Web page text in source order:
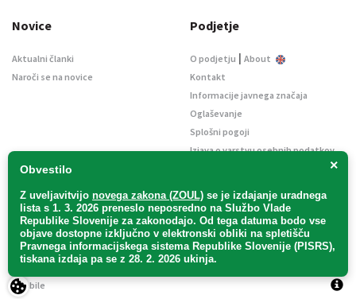
×
Obvestilo
Z uveljavitvijo novega zakona (ZOUL) se je izdajanje uradnega
lista s 1. 3. 2026 preneslo neposredno na Službo Vlade
Republike Slovenije za zakonodajo. Od tega datuma bodo vse
objave dostopne izključno v elektronski obliki na spletišču
Pravnega informacijskega sistema Republike Slovenije (PISRS),
tiskana izdaja pa se z 28. 2. 2026 ukinja.
Novice
Aktualni članki
Naroči se na novice
Podjetje
O podjetju | About
Kontakt
Informacije javnega značaja
Oglaševanje
Splošni pogoji
Izjava o varstvu osebnih podatkov
Uradni list d. o. o. – v likvidaciji / Vse pravice pridržane.
2Mobile